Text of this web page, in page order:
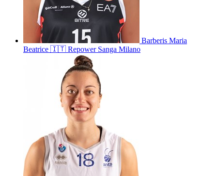
Barberis Maria
Beatrice 🇮🇹 Repower Sanga Milano